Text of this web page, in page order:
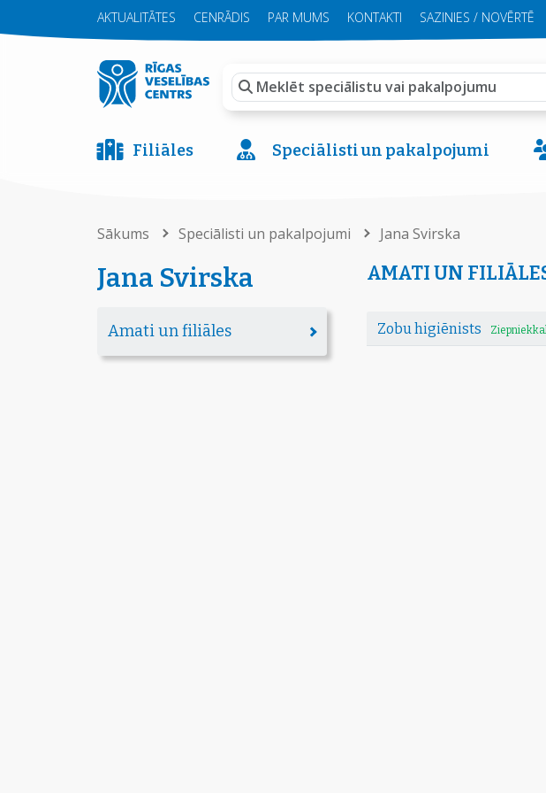
AKTUALITĀTES CENRĀDIS PAR MUMS KONTAKTI SAZINIES / NOVĒRTĒ
Filiāles Speciālisti un pakalpojumi
Sākums Speciālisti un pakalpojumi Jana Svirska
Jana Svirska
Amati un filiāles
AMATI UN
Zobu higiēnists